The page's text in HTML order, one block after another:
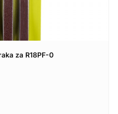
za R18PF-0